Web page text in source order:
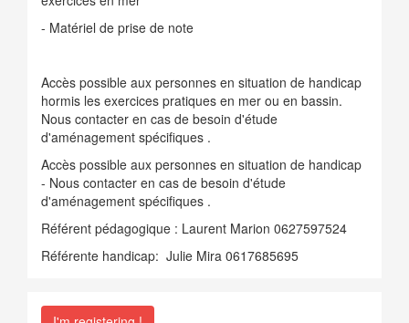
- Matériel de prise de note
Accès possible aux personnes en situation de handicap
hormis les exercices pratiques en mer ou en bassin.
Nous contacter en cas de besoin d'étude
d'aménagement spécifiques .
Accès possible aux personnes en situation de handicap
- Nous contacter en cas de besoin d'étude
d'aménagement spécifiques .
Référent pédagogique : Laurent Marion 0627597524
Référente handicap: Julie Mira 0617685695